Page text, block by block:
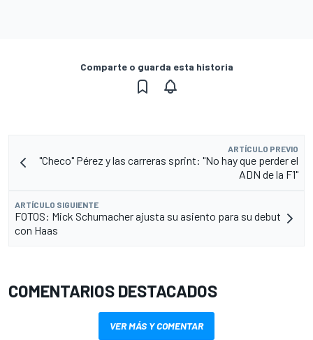
Comparte o guarda esta historia
ARTÍCULO PREVIO
"Checo" Pérez y las carreras sprint: "No hay que perder el
ADN de la F1"
ARTÍCULO SIGUIENTE
FOTOS: Mick Schumacher ajusta su asiento para su debut
con Haas
COMENTARIOS DESTACADOS
VER MÁS Y COMENTAR